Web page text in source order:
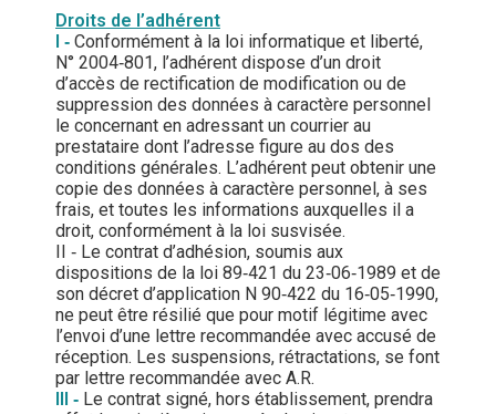
Droits de l’adhérent
I ‐ Conformément à la loi informatique et liberté,
N° 2004‐801, l’adhérent dispose d’un droit
d’accès de rectification de modification ou de
suppression des données à caractère personnel
le concernant en adressant un courrier au
prestataire dont l’adresse figure au dos des
conditions générales. L’adhérent peut obtenir une
copie des données à caractère personnel, à ses
frais, et toutes les informations auxquelles il a
droit, conformément à la loi susvisée.
II ‐ Le contrat d’adhésion, soumis aux
dispositions de la loi 89‐421 du 23‐06‐1989 et de
son décret d’application N 90‐422 du 16‐05‐1990,
ne peut être résilié que pour motif légitime avec
l’envoi d’une lettre recommandée avec accusé de
réception. Les suspensions, rétractations, se font
par lettre recommandée avec A.R.
III ‐ Le contrat signé, hors établissement, prendra